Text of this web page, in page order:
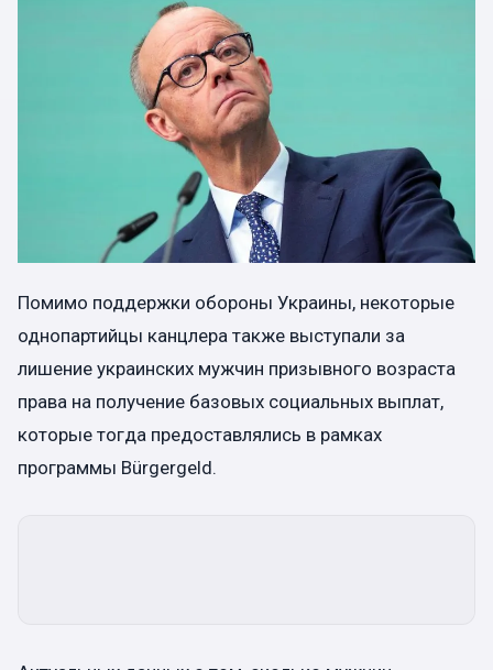
Помимо поддержки обороны Украины, некоторые
однопартийцы канцлера также выступали за
лишение украинских мужчин призывного возраста
права на получение базовых социальных выплат,
которые тогда предоставлялись в рамках
программы Bürgergeld.